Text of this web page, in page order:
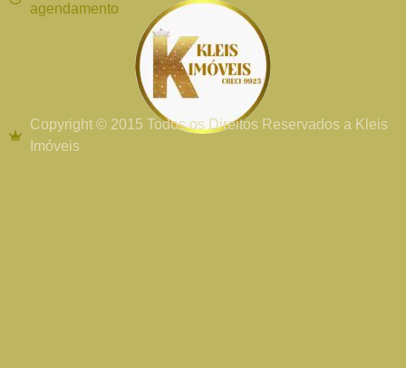
agendamento
Copyright © 2015 Todos os Direitos Reservados a Kleis
Imóveis